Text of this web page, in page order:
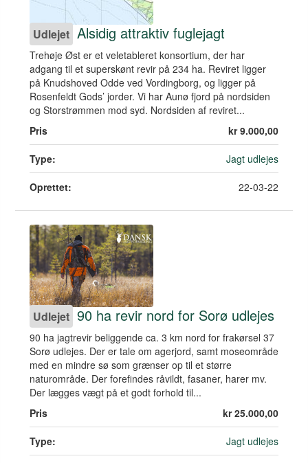
Udlejet Alsidig attraktiv fuglejagt
Trehøje Øst er et veletableret konsortium, der har
adgang til et superskønt revir på 234 ha. Reviret ligger
på Knudshoved Odde ved Vordingborg, og ligger på
Rosenfeldt Gods’ jorder. Vi har Aunø fjord på nordsiden
og Storstrømmen mod syd. Nordsiden af reviret...
Pris
kr 9.000,00
Type: Jagt udlejes
Oprettet: 22-03-22
Udlejet 90 ha revir nord for Sorø udlejes
90 ha jagtrevir beliggende ca. 3 km nord for frakørsel 37
Sorø udlejes. Der er tale om agerjord, samt moseområde
med en mindre sø som grænser op til et større
naturområde. Der forefindes råvildt, fasaner, harer mv.
Der lægges vægt på et godt forhold til...
Pris
kr 25.000,00
Type: Jagt udlejes